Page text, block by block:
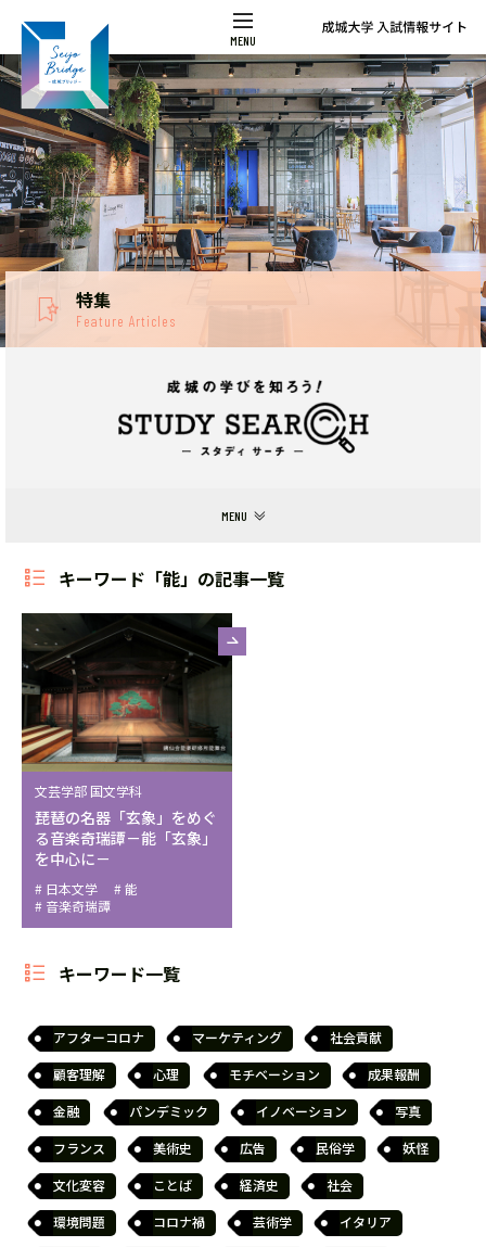
特集
Feature Articles
キーワード「能」の記事一覧
文芸学部 国文学科
琵琶の名器「玄象」をめぐ
る音楽奇瑞譚－能「玄象」
を中心に－
日本文学
能
音楽奇瑞譚
キーワード一覧
アフターコロナ マーケティング
社会貢献
顧客理解
心理 モチベーション
成果報酬
金融
パンデミック イノベーション
写真
フランス
美術史 広告 民俗学
妖怪
文化変容
ことば 経済史
社会
環境問題
コロナ禍 芸術学
イタリア